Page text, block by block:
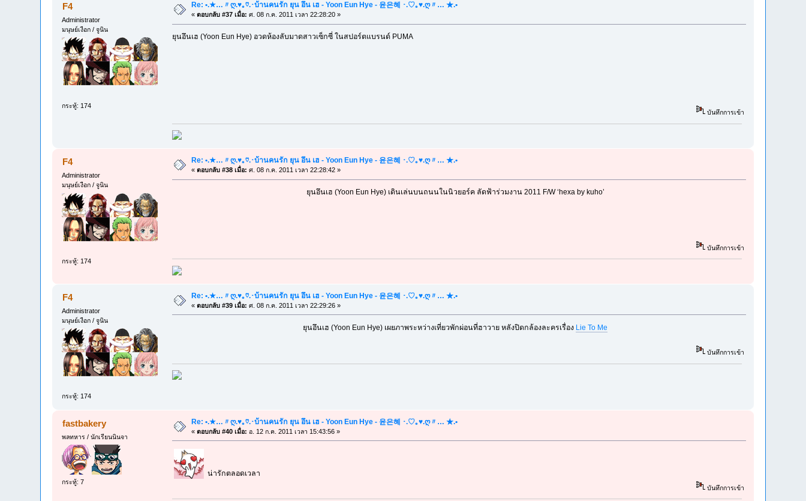
F4
Administrator
มนุษย์เงือก / จูนิน
กระทู้: 174
Re: •.★…〃ღ.♥｡♡.･บ้านคนรัก ยุน อึน เฮ - Yoon Eun Hye - 윤은혜 ･.♡｡♥.ღ〃… ★.•
«ตอบกลับ #37 เมื่อ: ศ. 08 ก.ค. 2011 เวลา 22:28:20 »
ยุนอึนเฮ (Yoon Eun Hye) อวดห้องลับมาดสาวเซ็กซี่ ในสปอร์ตแบรนด์ PUMA
บันทึกการเข้า
F4
Administrator
มนุษย์เงือก / จูนิน
กระทู้: 174
Re: •.★…〃ღ.♥｡♡.･บ้านคนรัก ยุน อึน เฮ - Yoon Eun Hye - 윤은혜 ･.♡｡♥.ღ〃… ★.•
«ตอบกลับ #38 เมื่อ: ศ. 08 ก.ค. 2011 เวลา 22:28:42 »
ยุนอึนเฮ (Yoon Eun Hye) เดินเล่นบนถนนในนิวยอร์ค ลัดฟ้าร่วมงาน 2011 F/W ‘hexa by kuho’
บันทึกการเข้า
F4
Administrator
มนุษย์เงือก / จูนิน
กระทู้: 174
Re: •.★…〃ღ.♥｡♡.･บ้านคนรัก ยุน อึน เฮ - Yoon Eun Hye - 윤은혜 ･.♡｡♥.ღ〃… ★.•
«ตอบกลับ #39 เมื่อ: ศ. 08 ก.ค. 2011 เวลา 22:29:26 »
ยุนอึนเฮ (Yoon Eun Hye) เผยภาพระหว่างเที่ยวพักผ่อนที่ฮาวาย หลังปิดกล้องละครเรื่อง Lie To Me
บันทึกการเข้า
fastbakery
พลทหาร / นักเรียนนินจา
กระทู้: 7
Re: •.★…〃ღ.♥｡♡.･บ้านคนรัก ยุน อึน เฮ - Yoon Eun Hye - 윤은혜 ･.♡｡♥.ღ〃… ★.•
«ตอบกลับ #40 เมื่อ: อ. 12 ก.ค. 2011 เวลา 15:43:56 »
น่ารักตลอดเวลา
บันทึกการเข้า